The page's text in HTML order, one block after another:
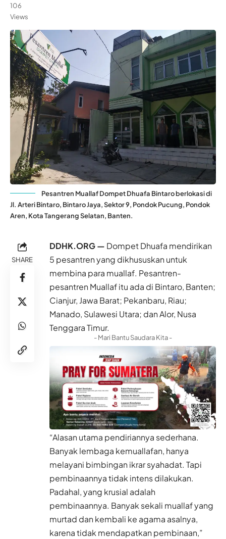
106
Views
Pesantren Muallaf Dompet Dhuafa Bintaro berlokasi di
Jl. Arteri Bintaro, Bintaro Jaya, Sektor 9, Pondok Pucung, Pondok
Aren, Kota Tangerang Selatan, Banten.
SHARE
DDHK.ORG — Dompet Dhuafa mendirikan
5 pesantren yang dikhususkan untuk
membina para muallaf. Pesantren-
pesantren Muallaf itu ada di Bintaro, Banten;
Cianjur, Jawa Barat; Pekanbaru, Riau;
Manado, Sulawesi Utara; dan Alor, Nusa
Tenggara Timur.
- Mari Bantu Saudara Kita -
“Alasan utama pendiriannya sederhana.
Banyak lembaga kemuallafan, hanya
melayani bimbingan ikrar syahadat. Tapi
pembinaannya tidak intens dilakukan.
Padahal, yang krusial adalah
pembinaannya. Banyak sekali muallaf yang
murtad dan kembali ke agama asalnya,
karena tidak mendapatkan pembinaan,”